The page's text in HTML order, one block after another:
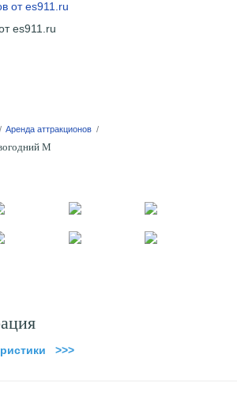
от es911.ru
/ Аренда аттракционов /
M
>>>